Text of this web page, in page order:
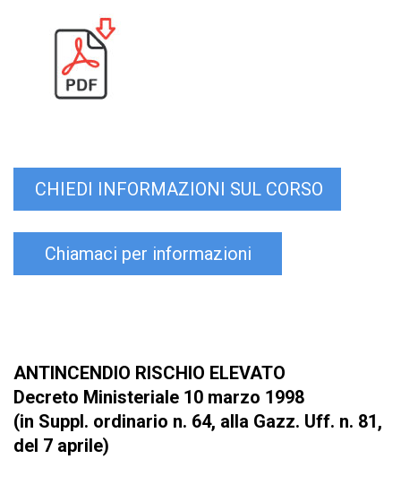
CHIEDI INFORMAZIONI SUL CORSO
Chiamaci per informazioni
ANTINCENDIO RISCHIO ELEVATO
Decreto Ministeriale 10 marzo 1998
(in Suppl. ordinario n. 64, alla Gazz. Uff. n. 81,
del 7 aprile)